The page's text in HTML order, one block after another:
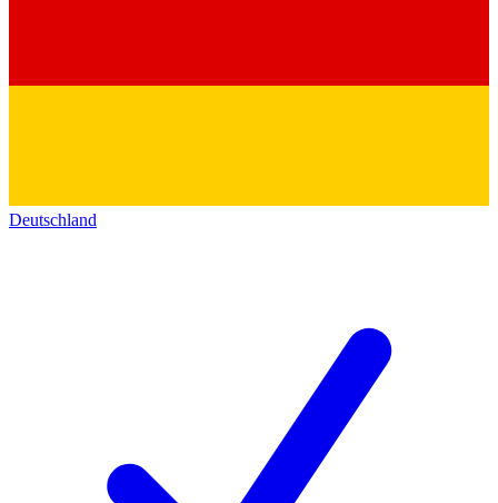
Deutschland